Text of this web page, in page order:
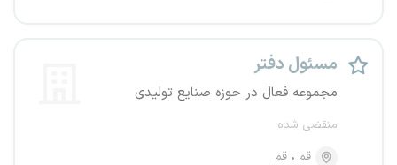
مسئول دفتر
مجموعه فعال در حوزه صنایع تولیدی
منقضی شده
قم
قم